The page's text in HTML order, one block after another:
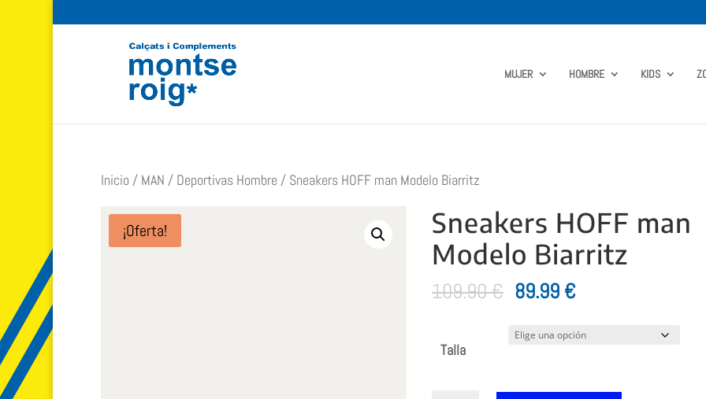
MUJER HOMBRE KIDS
Inicio / MAN / Deportivas Hombre / Sneakers HOFF man Modelo Biarritz
¡Oferta!
Sneakers HOFF man
Modelo Biarritz
109.90€ El
original
109.90 €.
89.99 €El
actual
89.99 €.
Talla